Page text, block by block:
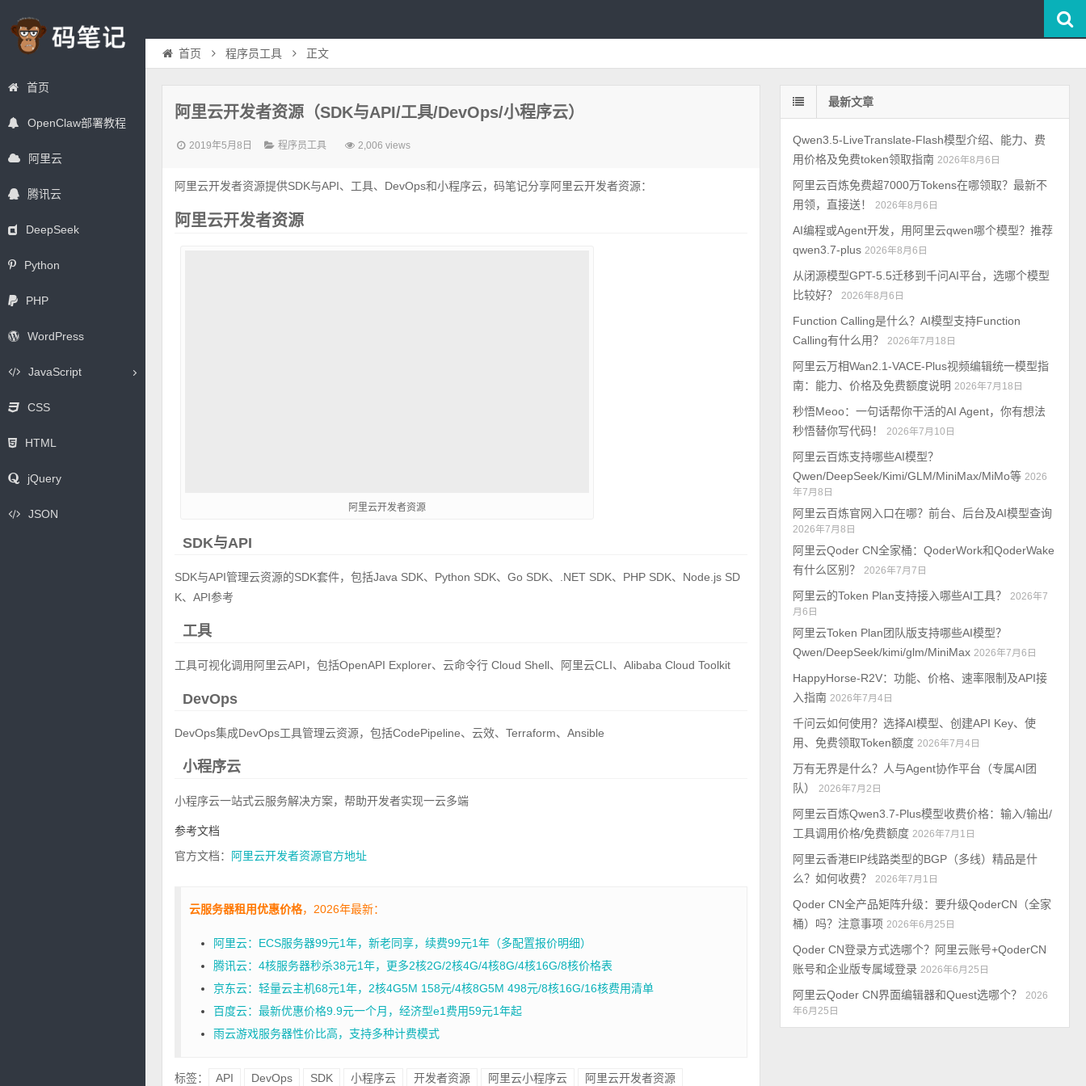
首页
OpenClaw部署教程
阿里云
腾讯云
DeepSeek
Python
PHP
WordPress
JavaScript
CSS
HTML
jQuery
JSON
首页 程序员工具 正文
阿里云开发者资源（SDK与API/工具/DevOps/小程序云）
2019年5月8日 程序员工具 2,006 views
阿里云开发者资源提供SDK与API、工具、DevOps和小程序云，码笔记分享阿里云开发者资源：
阿里云开发者资源
阿里云开发者资源
SDK与API
SDK与API管理云资源的SDK套件，包括Java SDK、Python SDK、Go SDK、.NET SDK、PHP SDK、Node.js SD
K、API参考
工具
工具可视化调用阿里云API，包括OpenAPI Explorer、云命令行 Cloud Shell、阿里云CLI、Alibaba Cloud Toolkit
DevOps
DevOps集成DevOps工具管理云资源，包括CodePipeline、云效、Terraform、Ansible
小程序云
小程序云一站式云服务解决方案，帮助开发者实现一云多端
参考文档
官方文档：
阿里云开发者资源官方地址
云服务器租用优惠价格，2026年最新：
阿里云：ECS服务器99元1年，新老同享，续费99元1年（多配置报价明细）
腾讯云：4核服务器秒杀38元1年，更多2核2G/2核4G/4核8G/4核16G/8核价格表
京东云：轻量云主机68元1年，2核4G5M 158元/4核8G5M 498元/8核16G/16核费用清单
百度云：最新优惠价格9.9元一个月，经济型e1费用59元1年起
雨云游戏服务器性价比高，支持多种计费模式
标签： API DevOps SDK 小程序云 开发者资源 阿里云小程序云 阿里云开发者资源
最新文章
Qwen3.5-LiveTranslate-Flash模型介绍、能力、费
用价格及免费token领取指南 2026年8月6日
阿里云百炼免费超7000万Tokens在哪领取？最新不
用领，直接送！
2026年8月6日
AI编程或Agent开发，用阿里云qwen哪个模型？推荐
qwen3.7-plus 2026年8月6日
从闭源模型GPT-5.5迁移到千问AI平台，选哪个模型
比较好？
2026年8月6日
Function Calling是什么？AI模型支持Function
Calling有什么用？
2026年7月18日
阿里云万相Wan2.1-VACE-Plus视频编辑统一模型指
南：能力、价格及免费额度说明 2026年7月18日
秒悟Meoo：一句话帮你干活的AI Agent，你有想法
秒悟替你写代码！
2026年7月10日
阿里云百炼支持哪些AI模型？
Qwen/DeepSeek/Kimi/GLM/MiniMax/MiMo等 2026
年7月8日
阿里云百炼官网入口在哪？前台、后台及AI模型查询
2026年7月8日
阿里云Qoder CN全家桶：QoderWork和QoderWake
有什么区别？
2026年7月7日
阿里云的Token Plan支持接入哪些AI工具？
2026年7
月6日
阿里云Token Plan团队版支持哪些AI模型？
Qwen/DeepSeek/kimi/glm/MiniMax 2026年7月6日
HappyHorse-R2V：功能、价格、速率限制及API接
入指南 2026年7月4日
千问云如何使用？选择AI模型、创建API Key、使
用、免费领取Token额度 2026年7月4日
万有无界是什么？人与Agent协作平台（专属AI团
队）
2026年7月2日
阿里云百炼Qwen3.7-Plus模型收费价格：输入/输出/
工具调用价格/免费额度 2026年7月1日
阿里云香港EIP线路类型的BGP（多线）精品是什
么？如何收费？
2026年7月1日
Qoder CN全产品矩阵升级：要升级QoderCN（全家
桶）吗？注意事项 2026年6月25日
Qoder CN登录方式选哪个？阿里云账号+QoderCN
账号和企业版专属域登录 2026年6月25日
阿里云Qoder CN界面编辑器和Quest选哪个？
2026
年6月25日